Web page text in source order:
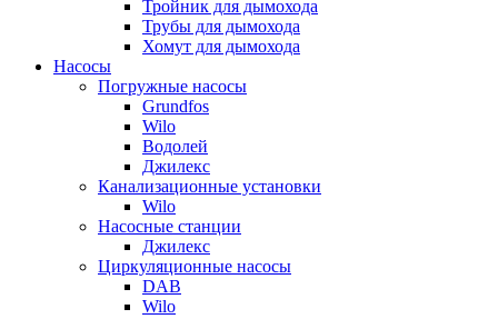
Тройник для дымохода
Трубы для дымохода
Хомут для дымохода
Насосы
Погружные насосы
Grundfos
Wilo
Водолей
Джилекс
Канализационные установки
Wilo
Насосные станции
Джилекс
Циркуляционные насосы
DAB
Wilo